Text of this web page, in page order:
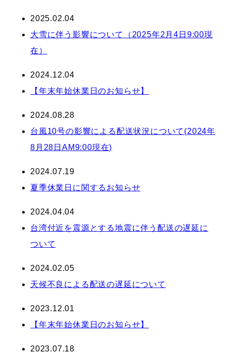
2025.02.04
大雪に伴う影響について（2025年2月4日9:00現
在）
2024.12.04
【年末年始休業日のお知らせ】
2024.08.28
台風10号の影響による配送状況について(2024年
8月28日AM9:00現在)
2024.07.19
夏季休業日に関するお知らせ
2024.04.04
台湾付近を震源とする地震に伴う配送の遅延に
ついて
2024.02.05
天候不良による配送の遅延について
2023.12.01
【年末年始休業日のお知らせ】
2023.07.18